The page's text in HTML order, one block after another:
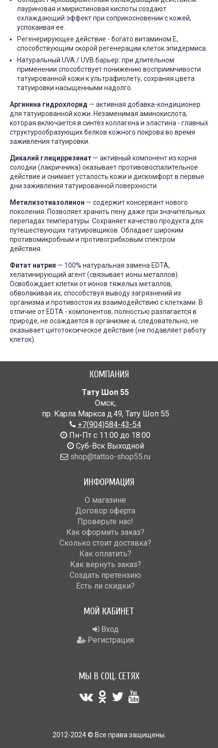
лауриновая и миристиновая кислоты создают
охлаждающий эффект при соприкосновении с кожей,
успокаивая ее.
Регенерирующее действие - богато витамином Е,
способствующим скорой регенерации клеток эпидермиса.
Натуральный UVA / UVB барьер: при длительном
применении способствует понижению восприимчивости
татуированной кожи к ультрафиолету, сохраняя цвета
татуировки насыщенными надолго.
Аргинина гидрохлорид — активная добавка-кондиционер
для татуированной кожи. Незаменимая аминокислота,
которая включается в синтез коллагена и эластина - главных
структурообразующих белков кожного покрова во время
заживления татуировки.
Дикалий глицирризинат — активный компонент из корня
солодки (лакричника) оказывает противовоспалительное
действие и снимает усталость кожи и дискомфорт в первые
дни заживления татуированной поверхности.
Метилизотиазолинон — cодержит консервант нового
поколения. Позволяет хранить пену даже при значительных
перепадах температуры. Сохраняет качество продукта для
путешествующих татуировщиков. Обладает широким
противомикробным и противогрибковым спектром
действия.
Фитат натрия — 100% натуральная замена EDTA,
хелатинирующий агент (связывает ионы металлов).
Освобождает клетки от ионов тяжелых металлов,
обволакивая их, способствуя выводу загрязнений из
организма и противостоя их взаимодействию с клетками. В
отличие от EDTA - компонентов, полностью разлагается в
природе, не осаждается в организме и, следовательно, не
оказывает цитотоксическое действие (не подавляет работу
клеток).
КОМПАНИЯ
Тату Шоп 55
Омск,
пр. Карла Маркса д.49, Тату Шоп 55
+7(904)584-43-54
Пн-Пт с 11:00 до 18:00
Cуб-Вск Выходной
shop@tattoo-shop55.ru
ИНФОРМАЦИЯ
О магазине
Договор оферта
Проверьте нас!
Как оформить заказ?
Сколько стоит доставка?
Как оплатить?
Как вернуть заказ?
Создать претензию
Есть ли скидки?
МОЙ КАБИНЕТ
Вход
Регистрация
МЫ В СОЦ. СЕТЯХ
2012-2024 © Все права защищены.